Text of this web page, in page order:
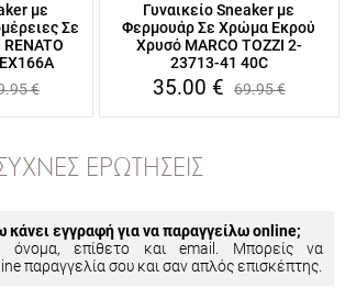
με
Σε
€
Γυναικείο Sneaker με
Φερμουάρ Σε Χρώμα Εκρού
Χρυσό MARCO TOZZI 2-
23713-41 40C
35.00 € 69.95€
ΕΡΩΤΉΣΕΙΣ
κάνει εγγραφή για να παραγγείλω online;
όνομα, επίθετο και email. Μπορείς να
παραγγελία σου και σαν απλός επισκέπτης.